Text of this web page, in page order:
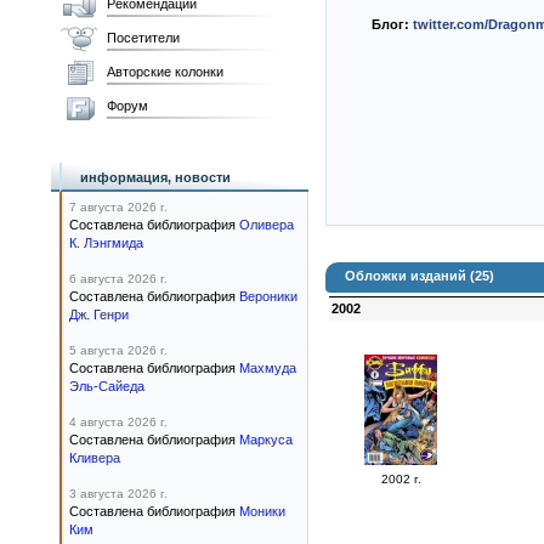
Блог: twitter.com/
Обложки изданий (25)
2002
2002 г.
Рекомендации
Посетители
Авторские колонки
Форум
информация, новости
7 августа 2026 г.
Составлена библиография Оливера
К. Лэнгмида
6 августа 2026 г.
Составлена библиография Вероники
Дж. Генри
5 августа 2026 г.
Составлена библиография Махмуда
Эль-Сайеда
4 августа 2026 г.
Составлена библиография Маркуса
Кливера
3 августа 2026 г.
Составлена библиография Моники
Ким